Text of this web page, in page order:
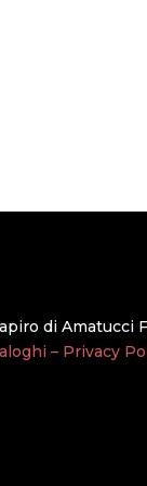
di Amatucci
– Privacy